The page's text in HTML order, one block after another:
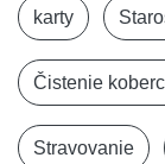
karty
Čistenie
Stravovanie